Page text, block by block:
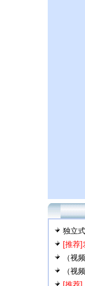
独立
[推荐]
（视
（视